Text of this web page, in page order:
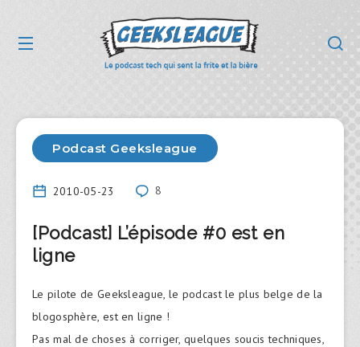
Podcast Geeksleague
2010-05-23 8
[Podcast] L’épisode #0 est en
ligne
Le pilote de Geeksleague, le podcast le plus belge de la
blogosphère, est en ligne !
Pas mal de choses à corriger, quelques soucis techniques,